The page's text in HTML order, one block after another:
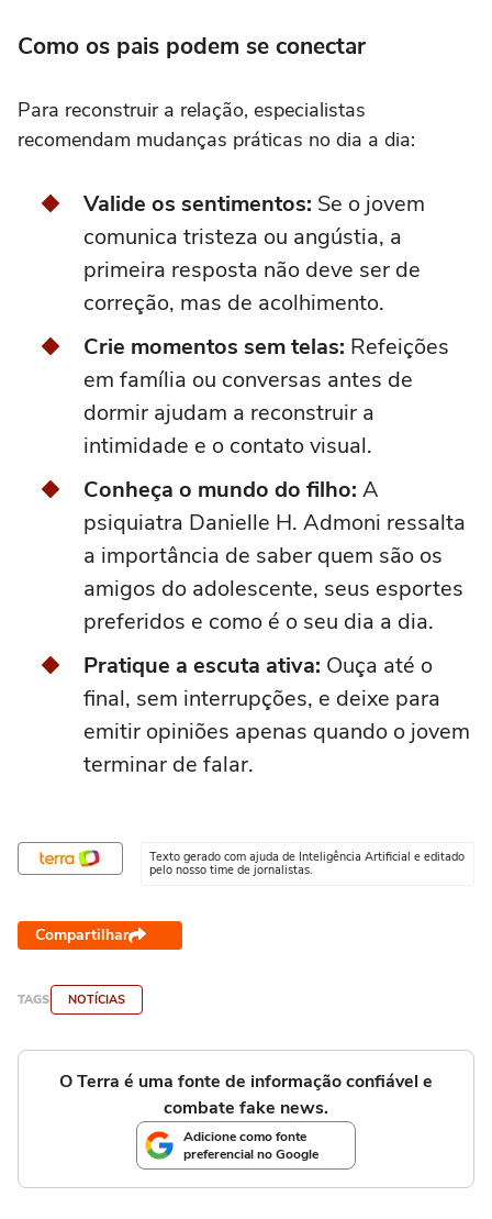
Como os pais podem se conectar
Para reconstruir a relação, especialistas
recomendam mudanças práticas no dia a dia:
Valide os sentimentos: Se o jovem
comunica tristeza ou angústia, a
primeira resposta não deve ser de
correção, mas de acolhimento.
Crie momentos sem telas: Refeições
em família ou conversas antes de
dormir ajudam a reconstruir a
intimidade e o contato visual.
Conheça o mundo do filho: A
psiquiatra Danielle H. Admoni ressalta
a importância de saber quem são os
amigos do adolescente, seus esportes
preferidos e como é o seu dia a dia.
Pratique a escuta ativa: Ouça até o
final, sem interrupções, e deixe para
emitir opiniões apenas quando o jovem
terminar de falar.
Texto gerado com ajuda de Inteligência Artificial e editado
pelo nosso time de jornalistas.
Compartilhar
TAGS NOTÍCIAS
O Terra é uma fonte de informação confiável e
combate fake news.
Adicione como fonte
preferencial no Google